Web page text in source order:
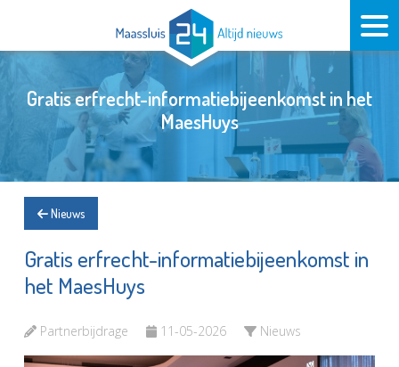
Gratis erfrecht-informatiebijeenkomst in het
MaesHuys
Nieuws
Gratis erfrecht-informatiebijeenkomst in
het MaesHuys
Partnerbijdrage 11-05-2026 Nieuws